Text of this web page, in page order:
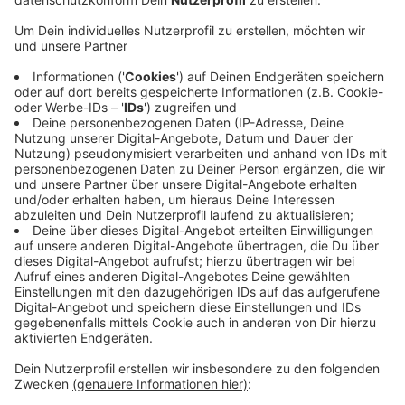
Interessiert können sich hier mit Politikern,
Unternehmen, Wissenschaftlern und anderen
Akteuren austauschen und Handlungsansätze zur
Sicherung der Zukunft der Gesundheitsberufe
diskutieren. Dabei soll es auch um Bildunsthemen
und Ausbildungsgänge gehen, um die Berufe
weiterzuentwickeln.
Los geht es um 14 Uhr.
Eine Anmeldung ist bis zum 21. April 2021HIER
möglich. Zugangsdaten erhalten die
Teilnehmer*innen vor der Veranstaltung.
Veröffentlicht: Mittwoch, 21.04.2021 16:36
Anzeige